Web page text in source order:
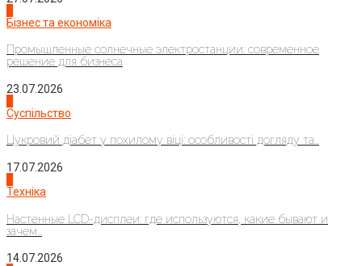
Бізнес та економіка
Промышленные солнечные электростанции: современное
решение для бизнеса
23.07.2026
Суспільство
Цукровий діабет у похилому віці: особливості догляду та...
17.07.2026
Техніка
Настенные LCD-дисплеи: где используются, какие бывают и
зачем...
14.07.2026